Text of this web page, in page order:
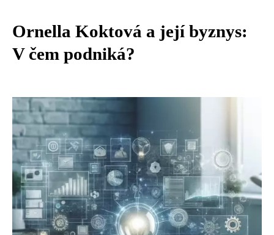
Ornella Koktová a její byznys:
V čem podniká?